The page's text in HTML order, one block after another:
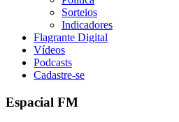
Sorteios
Indicadores
Flagrante Digital
Vídeos
Podcasts
Cadastre-se
Espacial FM